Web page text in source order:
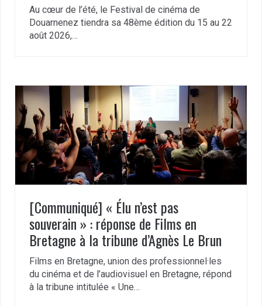
Au cœur de l’été, le Festival de cinéma de
Douarnenez tiendra sa 48ème édition du 15 au 22
août 2026,…
[Communiqué] « Élu n’est pas
souverain » : réponse de Films en
Bretagne à la tribune d’Agnès Le Brun
Films en Bretagne, union des professionnel·les
du cinéma et de l’audiovisuel en Bretagne, répond
à la tribune intitulée « Une…